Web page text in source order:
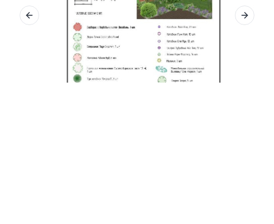
Previous slide Next